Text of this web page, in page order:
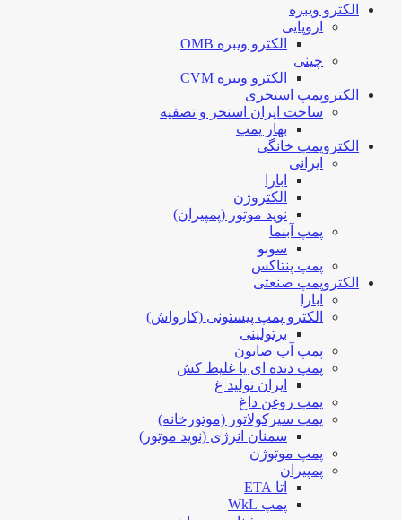
الکترو ویبره
اروپایی
الکترو ویبره OMB
چینی
الکترو ویبره CVM
الکتروپمپ استخری
ساخت ایران استخر و تصفیه
بهار پمپ
الکتروپمپ خانگی
ایرانی
ابارا
الکتروژن
نوید موتور (پمپیران)
پمپ آبنما
سوبو
پمپ پنتاکس
الکتروپمپ صنعتی
ابارا
الکترو پمپ پیستونی (کارواش)
برتولینی
پمپ آب صابون
پمپ دنده ای یا غلیظ کش
ایران تولید غ
پمپ روغن داغ
پمپ سیرکولاتور (موتورخانه)
سمنان انرژی (نوید موتور)
پمپ موتوژن
پمپیران
اتا ETA
پمپ WkL